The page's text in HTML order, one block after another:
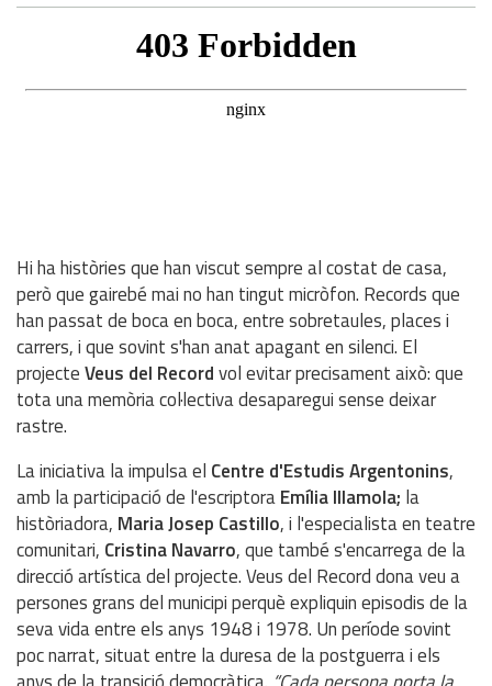
Hi ha històries que han viscut sempre al costat de casa,
però que gairebé mai no han tingut micròfon. Records que
han passat de boca en boca, entre sobretaules, places i
carrers, i que sovint s'han anat apagant en silenci. El
projecteVeus del Recordvol evitar precisament això: que
tota una memòria col·lectiva desaparegui sense deixar
rastre.
La iniciativa la impulsa el Centre d'Estudis Argentonins,
amb la participació de l'escriptoraEmília Illamola; la
històriadora, Maria Josep Castillo, i l'especialista en teatre
comunitari, Cristina Navarro, que també s'encarrega de la
direcció artística del projecte. Veus del Record dona veu a
persones grans del municipi perquè expliquin episodis de la
seva vida entre els anys 1948 i 1978. Un període sovint
poc narrat, situat entre la duresa de la postguerra i els